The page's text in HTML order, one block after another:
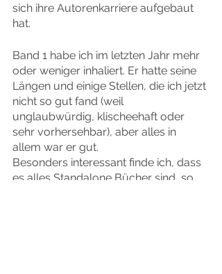
sich ihre Autorenkarriere aufgebaut
hat.
Band 1 habe ich im letzten Jahr mehr
oder weniger inhaliert. Er hatte seine
Längen und einige Stellen, die ich jetzt
nicht so gut fand (weil
unglaubwürdig, klischeehaft oder
sehr vorhersehbar), aber alles in
allem war er gut.
Besonders interessant finde ich, dass
es alles Standalone Bücher sind, so